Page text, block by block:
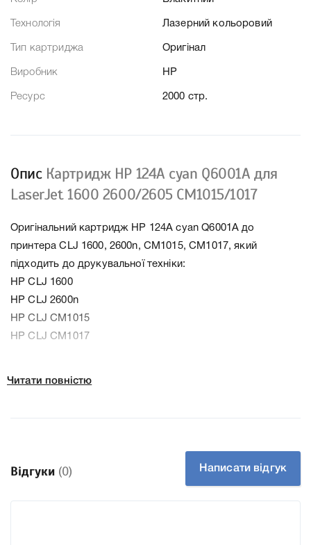
Технологія Лазерний кольоровий
Тип картриджа Оригінал
Виробник HP
Ресурс 2000 стр.
Опис Картридж HP 124A cyan Q6001A для
LaserJet 1600 2600/2605 CM1015/1017
Оригінальний картридж HP 124A cyan Q6001A до
принтера CLJ 1600, 2600n, CM1015, CM1017, який
підходить до друкувальної техніки:
HP CLJ 1600
HP CLJ 2600n
HP CLJ CM1015
HP CLJ CM1017
До картриджу HP 124A cyan Q6001A ми підготували
до якого підходить картридж HP 124A cyan Q6001A, що
Читати повністю
Відгуки (0) Написати відгук